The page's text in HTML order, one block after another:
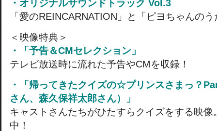
・オリジナルサウンドトラック Vol.3
「愛のREINCARNATION」と「ピヨちゃんの
＜映像特典＞
・「予告＆CMセレクション」
テレビ放送時に流れた予告やCMを収録！
・「帰ってきたクイズの☆プリンスさまっ？
さん、森久保祥太郎さん）」
キャストさんたちがひたすらクイズをする映
中！